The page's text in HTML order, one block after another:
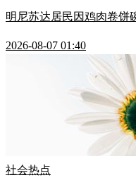
明尼苏达居民因鸡肉卷饼
2026-08-07 01:40
社会热点